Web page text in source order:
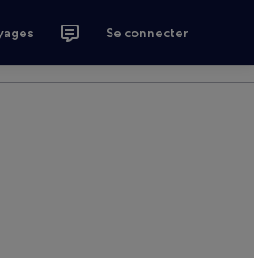
Se connecter